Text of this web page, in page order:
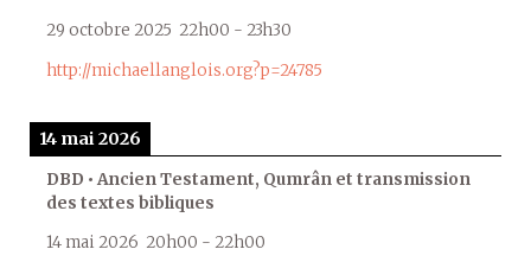
29 octobre 2025 22h00 - 23h30
http://michaellanglois.org?p=24785
14 mai 2026
DBD • Ancien Testament, Qumrân et transmission
des textes bibliques
14 mai 2026 20h00 - 22h00